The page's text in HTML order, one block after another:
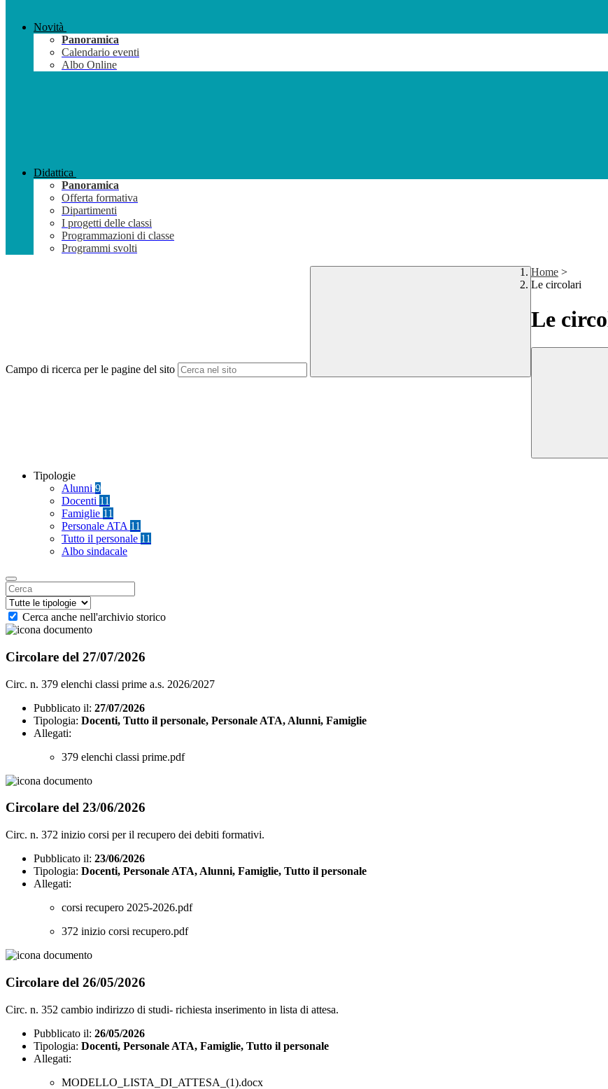
Novità
Panoramica
Calendario eventi
Albo Online
Didattica
Panoramica
Offerta formativa
Dipartimenti
I progetti delle classi
Programmazioni di classe
Programmi svolti
Campo di ricerca per le pagine del sito
Home >
Le circolari
Le
Tipologie
Alunni 9
Docenti 11
Famiglie 11
Personale ATA 11
Tutto il personale 11
Albo sindacale
Cerca anche nell'archivio storico
Circolare del 27/07/2026
Circ. n. 379 elenchi classi prime a.s. 2026/2027
Pubblicato il: 27/07/2026
Tipologia: Docenti, Tutto il personale, Personale ATA, Alunni, Famiglie
Allegati:
379 elenchi classi prime.pdf
Circolare del 23/06/2026
Circ. n. 372 inizio corsi per il recupero dei debiti formativi.
Pubblicato il: 23/06/2026
Tipologia: Docenti, Personale ATA, Alunni, Famiglie, Tutto il personale
Allegati:
corsi recupero 2025-2026.pdf
372 inizio corsi recupero.pdf
Circolare del 26/05/2026
Circ. n. 352 cambio indirizzo di studi- richiesta inserimento in lista di attesa.
Pubblicato il: 26/05/2026
Tipologia: Docenti, Personale ATA, Famiglie, Tutto il personale
Allegati:
MODELLO_LISTA_DI_ATTESA_(1).docx